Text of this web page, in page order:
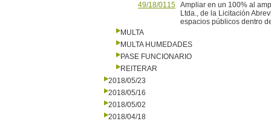
49/18/0115 Ampliar en un 100% al
Ltda., de la Licitación
espacios públicos dentro
MULTA
MULTA HUMEDADES
PASE FUNCIONARIO
REITERAR
2018/05/23
2018/05/16
2018/05/02
2018/04/18